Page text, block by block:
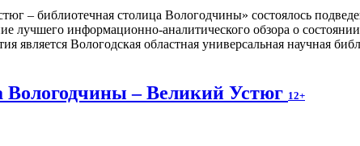
– библиотечная столица Вологодчины» состоялось
лучшего информационно-аналитического обзора о
является Вологодская областная универсальная научная
Вологодчины – Великий Устюг 12+